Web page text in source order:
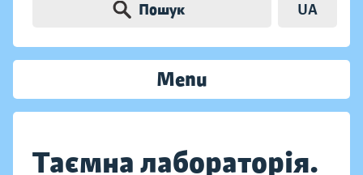
Пошук UA
Menu
Таємна лабораторія.